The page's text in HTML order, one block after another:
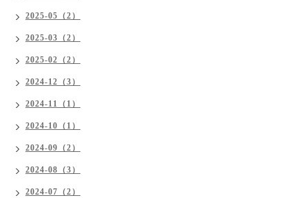
2025-05（2）
2025-03（2）
2025-02（2）
2024-12（3）
2024-11（1）
2024-10（1）
2024-09（2）
2024-08（3）
2024-07（2）